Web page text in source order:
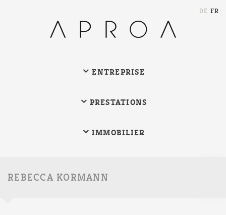
DE FR
ENTREPRISE
PRESTATIONS
IMMOBILIER
REBECCA KORMANN